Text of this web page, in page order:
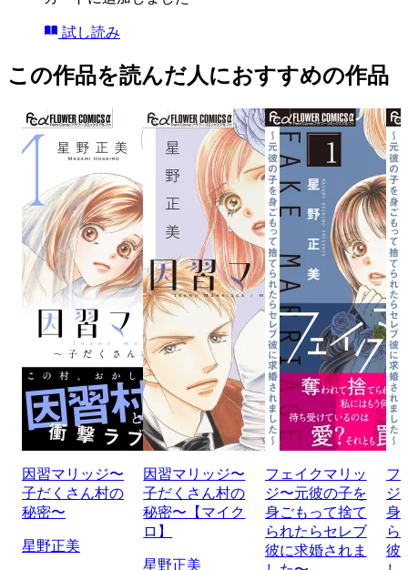
試し読み
この作品を読んだ人におすすめの作品
因習マリッジ〜
子だくさん村の
秘密〜
星野正美
因習マリッジ〜
子だくさん村の
秘密〜【マイク
ロ】
星野正美
フェイクマリッ
ジ〜元彼の子を
身ごもって捨て
られたらセレブ
彼に求婚されま
フ
ジ
身
ら
彼